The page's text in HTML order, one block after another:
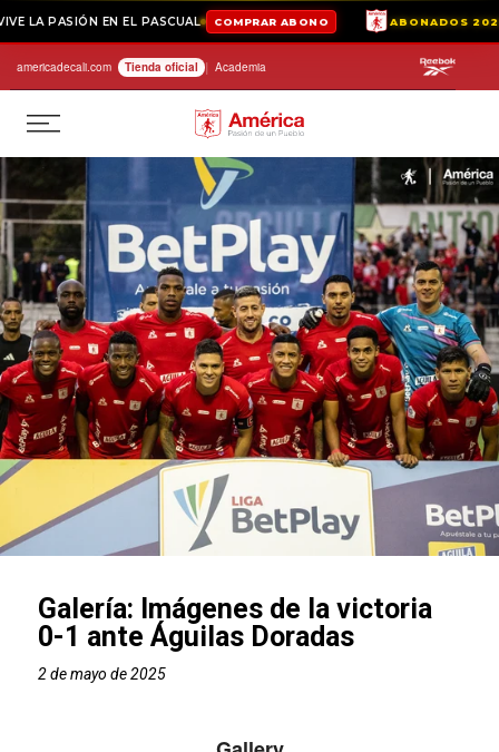
PASIÓN EN EL PASCUAL COMPRAR ABONO ABONADOS 2026-II
Saltar
americadecali.com Tienda oficial⁣ | Academia
Galería: Imágenes de la victoria
0-1 ante Águilas Doradas
2 de mayo de 2025